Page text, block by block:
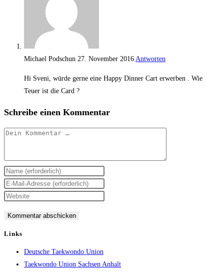
Michael Podschun 27. November 2016 Antworten
Hi Sveni, würde gerne eine Happy Dinner Cart erwerben . Wie
Teuer ist die Card ?
Schreibe einen Kommentar
Kommentar
Gib
deinen
Namen
Benutzernamen
zum
Gib
deine
Mail-
Adresse
Gib
Website-
URL
Links
Deutsche Taekwondo Union
Taekwondo Union Sachsen Anhalt